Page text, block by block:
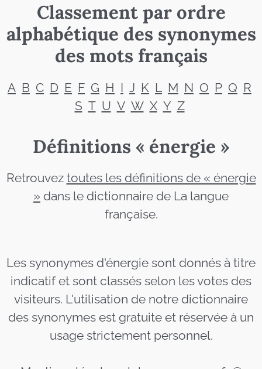
Classement par ordre
alphabétique des synonymes
des mots français
A B C D E F G H I J K L M N O P Q R
S T U V W X Y Z
Définitions « énergie »
Retrouvez toutes les définitions de « énergie
» dans le dictionnaire de La langue
française.
Les synonymes d'énergie sont donnés à titre
indicatif et sont classés selon les votes des
visiteurs. L'utilisation de notre dictionnaire
des synonymes est gratuite et réservée à un
usage strictement personnel.